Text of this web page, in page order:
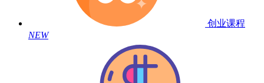
创业课程
NEW